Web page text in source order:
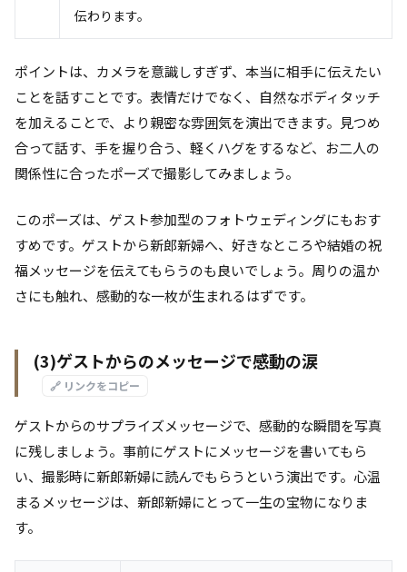
伝わります。
ポイントは、カメラを意識しすぎず、本当に相手に伝えたい
ことを話すことです。表情だけでなく、自然なボディタッチ
を加えることで、より親密な雰囲気を演出できます。見つめ
合って話す、手を握り合う、軽くハグをするなど、お二人の
関係性に合ったポーズで撮影してみましょう。
このポーズは、ゲスト参加型のフォトウェディングにもおす
すめです。ゲストから新郎新婦へ、好きなところや結婚の祝
福メッセージを伝えてもらうのも良いでしょう。周りの温か
さにも触れ、感動的な一枚が生まれるはずです。
(3)ゲストからのメッセージで感動の涙
🔗 リンクをコピー
ゲストからのサプライズメッセージで、感動的な瞬間を写真
に残しましょう。事前にゲストにメッセージを書いてもら
い、撮影時に新郎新婦に読んでもらうという演出です。心温
まるメッセージは、新郎新婦にとって一生の宝物になりま
す。